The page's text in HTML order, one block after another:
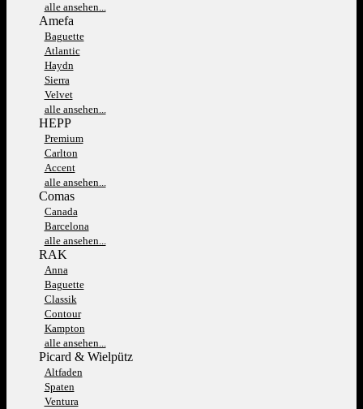
alle ansehen...
Amefa
Baguette
Atlantic
Haydn
Sierra
Velvet
alle ansehen...
HEPP
Premium
Carlton
Accent
alle ansehen...
Comas
Canada
Barcelona
alle ansehen...
RAK
Anna
Baguette
Classik
Contour
Kampton
alle ansehen...
Picard & Wielpütz
Altfaden
Spaten
Ventura